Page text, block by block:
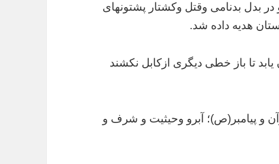
در بدل بدنامی وقتل وکشتار پشتونهای
هدیه داده شد.
تا باز خطی دیگری ازکابل نکشند
و پیامبر(ص)؛ آبرو وحیثیت و شرف و